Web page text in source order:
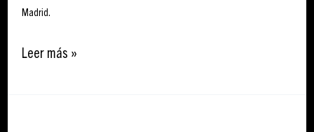
Madrid.
Leer más »